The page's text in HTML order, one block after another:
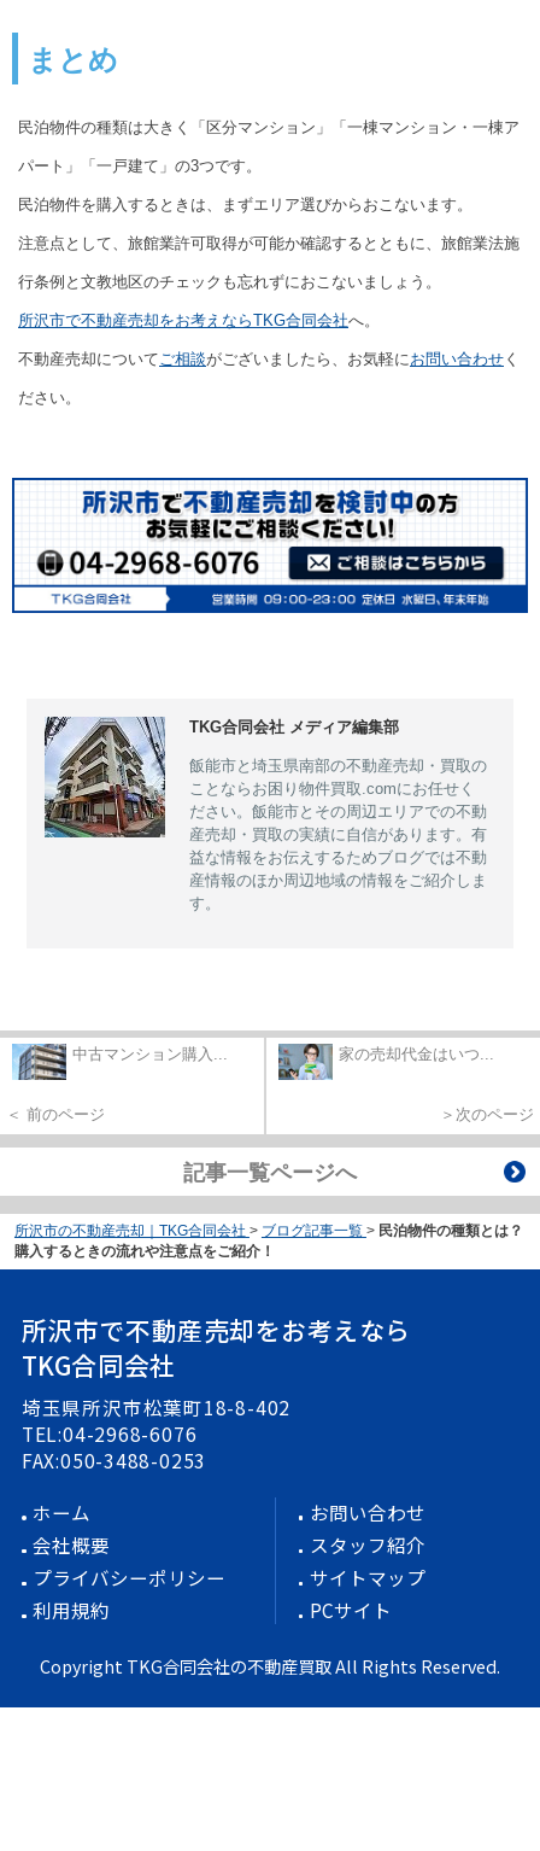
まとめ
民泊物件の種類は大きく「区分マンション」「一棟マンション・一棟ア
パート」「一戸建て」の3つです。
民泊物件を購入するときは、まずエリア選びからおこないます。
注意点として、旅館業許可取得が可能か確認するとともに、旅館業法施
行条例と文教地区のチェックも忘れずにおこないましょう。
所沢市で不動産売却をお考えならTKG合同会社へ。
不動産売却について ご相談がございましたら、お気軽に お問い合わせ く
ださい。
TKG合同会社 メディア編集部
飯能市と埼玉県南部の不動産売却・買取の
ことならお困り物件買取.comにお任せく
ださい。飯能市とその周辺エリアでの不動
産売却・買取の実績に自信があります。有
益な情報をお伝えするためブログでは不動
産情報のほか周辺地域の情報をご紹介しま
す。
中古マンション購入...
＜ 前のページ
家の売却代金はいつ...
＞次のページ
記事一覧ページへ
所沢市の不動産売却｜TKG合同会社 > ブログ記事一覧 > 民泊物件の種類とは？
購入するときの流れや注意点をご紹介！
所沢市で不動産売却をお考えなら
TKG合同会社
埼玉県所沢市松葉町18-8-402
TEL:04-2968-6076
FAX:050-3488-0253
ホーム
会社概要
プライバシーポリシー
利用規約
お問い合わせ
スタッフ紹介
サイトマップ
PCサイト
Copyright TKG合同会社の不動産買取 All Rights Reserved.